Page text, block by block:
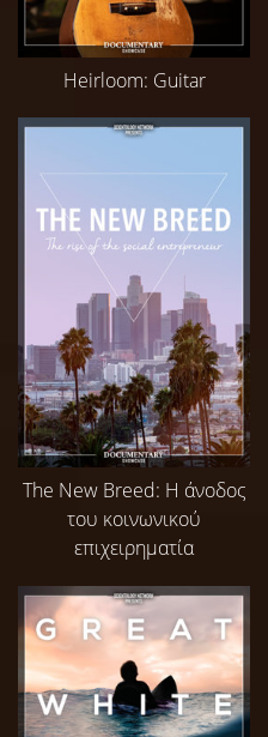
Heirloom: Guitar
The New Breed: Η άνοδος
του κοινωνικού
επιχειρηματία